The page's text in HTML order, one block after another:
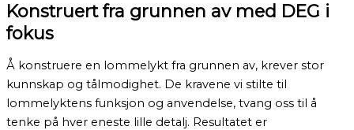
Konstruert fra grunnen av med DEG i
fokus
Å konstruere en lommelykt fra grunnen av, krever stor
kunnskap og tålmodighet. De kravene vi stilte til
lommelyktens funksjon og anvendelse, tvang oss til å
tenke på hver eneste lille detalj. Resultatet er